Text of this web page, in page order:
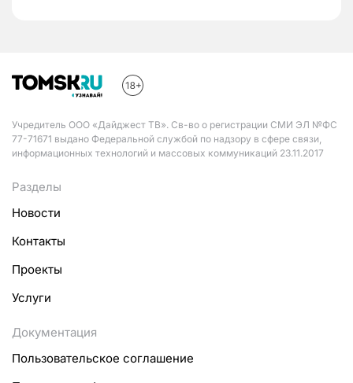
Учредитель ООО «Дайджест ТВ». Св-во о регистрации СМИ ЭЛ №ФС
77-71671 выдано Федеральной службой по надзору в сфере связи,
информационных технологий и массовых коммуникаций 23.11.2017
Разделы
Новости
Контакты
Проекты
Услуги
Документация
Пользовательское соглашение